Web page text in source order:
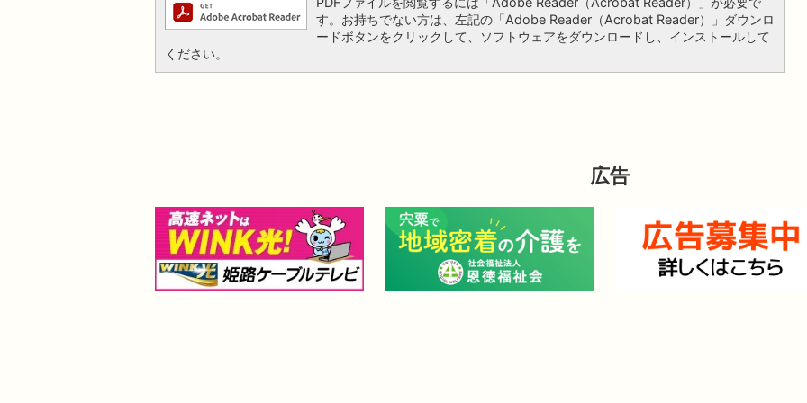
す。お持ちでない方は、左記の「Adobe Reader（Acrobat Reader）」ダウンロ
ードボタンをクリックして、ソフトウェアをダウンロードし、インストールして
ください。
広告